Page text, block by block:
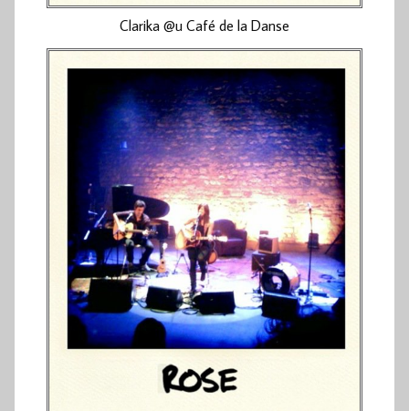
Clarika @u Café de la Danse